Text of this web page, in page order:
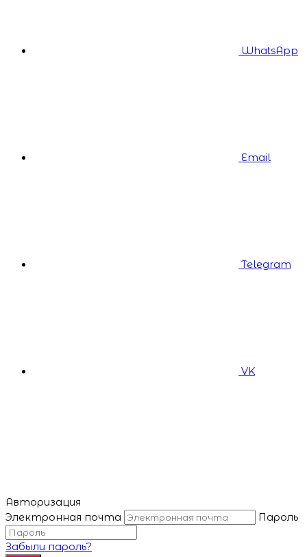
WhatsApp
Email
Telegram
VK
Авторизация
Электронная почта
Пароль
Забыли пароль?